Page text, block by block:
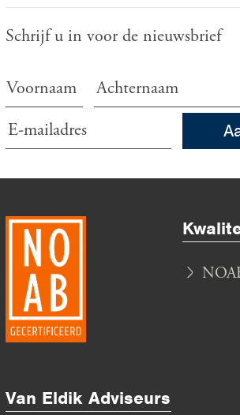
Schrijf u in voor de nieuwsbrief
Van Eldik Adviseurs B.V.